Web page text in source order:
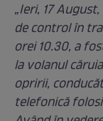
„Ieri, 17
de control în
orei 10.30, a
la volanul
opririi,
telefonică